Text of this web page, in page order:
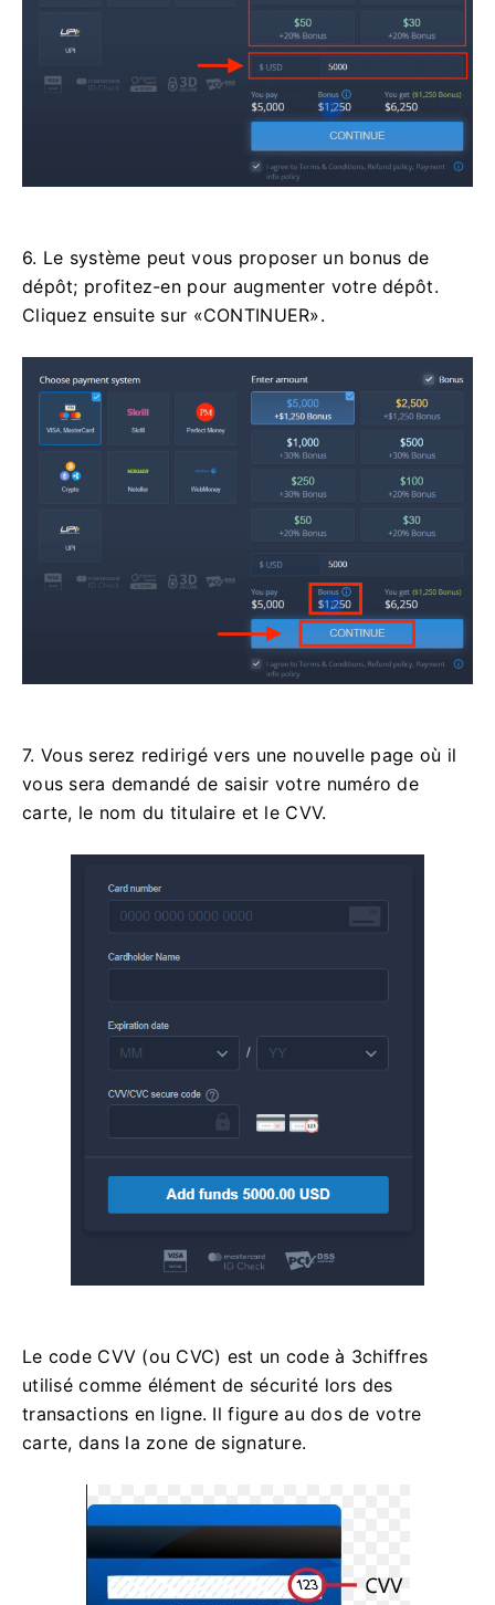
6. Le système peut vous proposer un bonus de
dépôt; profitez-en pour augmenter votre dépôt.
Cliquez ensuite sur «CONTINUER».
7. Vous serez redirigé vers une nouvelle page où il
vous sera demandé de saisir votre numéro de
carte, le nom du titulaire et le CVV.
Le code CVV (ou CVC) est un code à 3chiffres
utilisé comme élément de sécurité lors des
transactions en ligne. Il figure au dos de votre
carte, dans la zone de signature.